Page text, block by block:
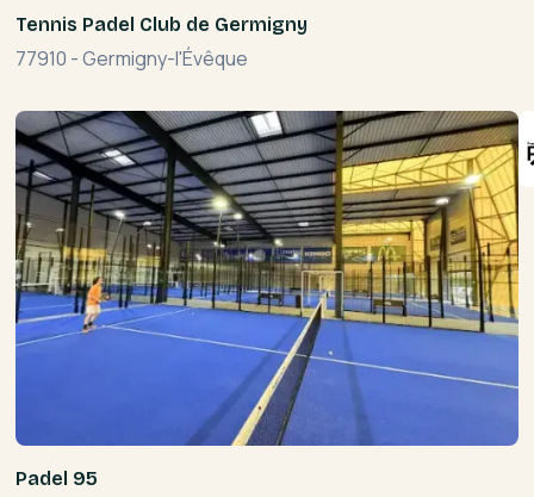
Tennis Padel Club de Germigny
77910 -Germigny-l'Évêque
Padel 95